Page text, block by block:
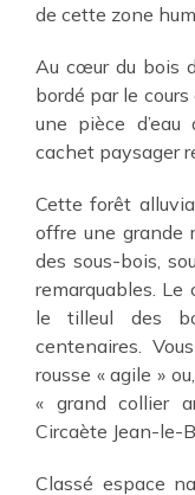
de cette zone
Au cœur du bois
bordé par le cours
une pièce
cachet paysager
Cette forêt
offre une grande
des sous-bois,
remarquables.
le tilleul des
centenaires.
rousse « agile »
« grand collier
Circaète Jean-le-
Classé espace